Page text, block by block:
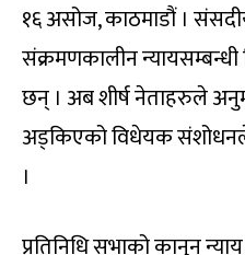
१६ असोज, काठमाडौं ।
संक्रमणकालीन
छन् । अब शीर्ष नेताहरुले
अड्किएको विधेयक
।